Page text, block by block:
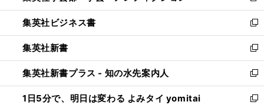
開
く
ウ
で
開
く
ン
ド
ウ
で
開
く
し
い
ウ
ィ
ン
ド
ウ
で
集英社ビジネス書
新
し
い
ウ
ィ
ン
ド
集英社新書
新
し
い
ウ
ィ
集英社新書プラス - 知の水先案内人
新
し
い
1日5分で、明日は変わる よみタイ yomitai
新